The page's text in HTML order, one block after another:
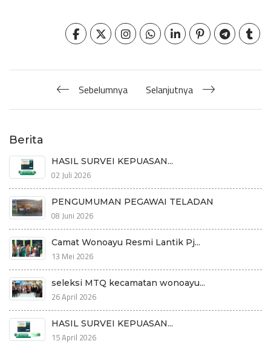
Sebelumnya Selanjutnya
Berita
HASIL SURVEI KEPUASAN...
02 Juli 2026
PENGUMUMAN PEGAWAI TELADAN
08 Juni 2026
Camat Wonoayu Resmi Lantik Pj...
13 Mei 2026
seleksi MTQ kecamatan wonoayu...
26 April 2026
HASIL SURVEI KEPUASAN...
15 April 2026